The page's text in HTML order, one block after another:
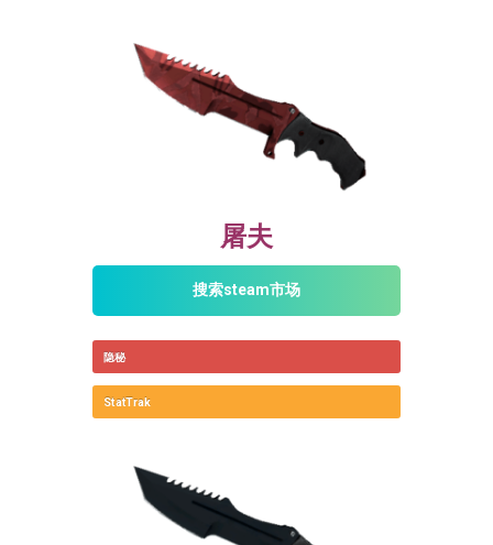
屠夫
搜索steam市场
隐秘
StatTrak